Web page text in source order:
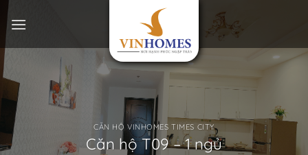
Bỏ
qua
dung
CĂN HỘ VINHOMES TIMES CITY
Căn hộ T09 – 1 ngủ